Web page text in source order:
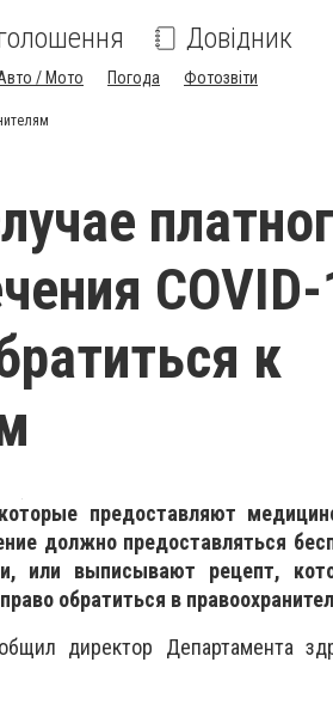
Довідник
/ Мото Погода Фотозвіти
к
предоставляют
должно предоставляться
или выписывают рецепт,
обратиться в
директор Департамента